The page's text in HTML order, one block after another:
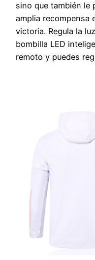
sino que también le
amplia recompensa
victoria. Regula la
bombilla LED
remoto y puedes